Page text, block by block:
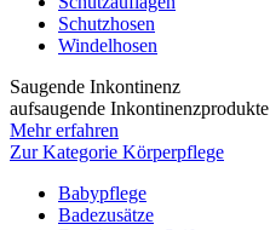
Schutzhosen
Windelhosen
Saugende Inkontinenz
aufsaugende Inkontinenzprodukte
Mehr erfahren
Zur Kategorie Körperpflege
Babypflege
Badezusätze